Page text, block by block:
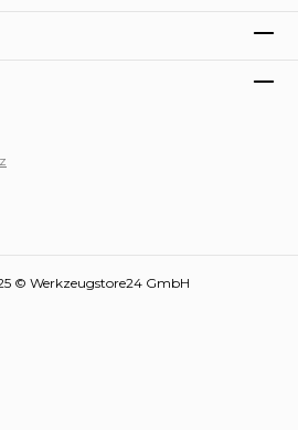
© Werkzeugstore24 GmbH